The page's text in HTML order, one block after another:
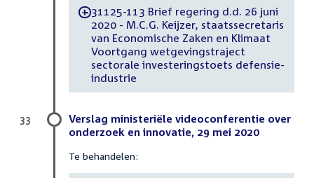
-31125-113 Brief regering d.d. 26 juni
2020 - M.C.G. Keijzer, staatssecretaris
van Economische Zaken en Klimaat
Voortgang wetgevingstraject
sectorale investeringstoets defensie-
industrie
Verslag ministeriële videoconferentie over
onderzoek en innovatie, 29 mei 2020
Te behandelen:
33